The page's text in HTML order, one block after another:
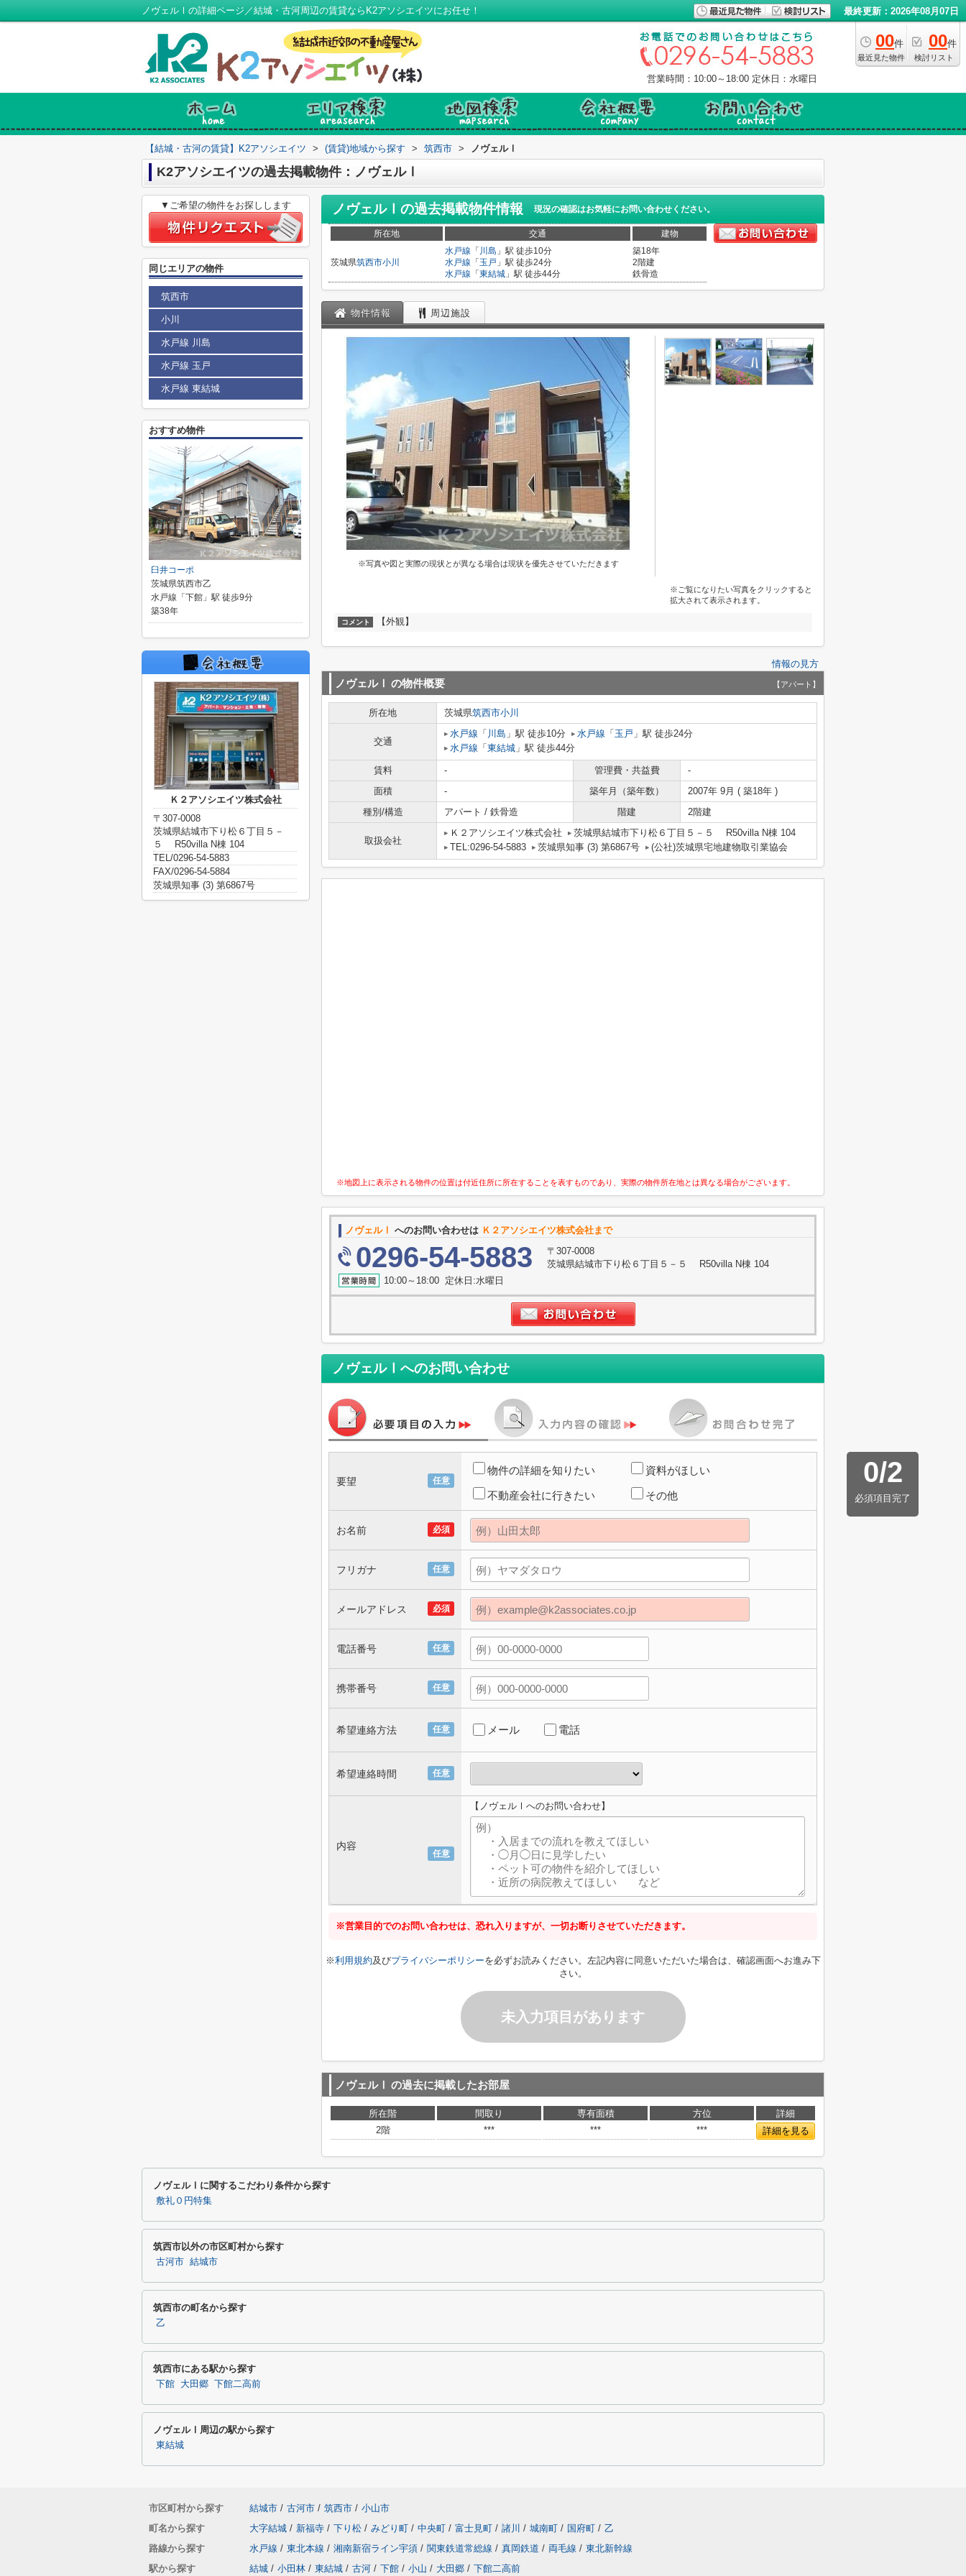
ノヴェルⅠの詳細ページ／結城・古河周辺の賃貸ならK2アソシエイツにお任せ！ 最終更新：2026年08月07日
00件
最近見た物件
00件
検討リスト
営業時間：10:00～18:00 定休日：水曜日
【結城・古河の賃貸】K2アソシエイツ > (賃貸)地域から探す > 筑西市 > ノヴェルⅠ
K2アソシエイツの過去掲載物件：ノヴェルⅠ
ノヴェルⅠ の過去掲載物件情報 現況の確認はお気軽にお問い合わせください。
所在地 交通 建物
茨城県筑西市小川
水戸線 「 川島 」駅 徒歩10分
水戸線 「 玉戸 」駅 徒歩24分
水戸線 「 東結城 」駅 徒歩44分
築18年
2階建
鉄骨造
物件情報 周辺施設
※写真や図と実際の現状とが異なる場合は現状を優先させていただきます
※ご覧になりたい写真をクリックすると
拡大されて表示されます。
コメント 【外観】
情報の見方
ノヴェルⅠ の物件概要 【アパート】
所在地 茨城県筑西市小川
交通
水戸線 「 川島 」駅 徒歩10分 水戸線 「 玉戸 」駅 徒歩24分
水戸線 「 東結城 」駅 徒歩44分
賃料 - 管理費・共益費
-
面積
- 築年月（築年数）
2007年 9月 ( 築18年 )
種別/構造
アパート / 鉄骨造 階建 2階建
取扱会社
Ｋ２アソシエイツ株式会社
茨城県結城市下り松６丁目５－５ R50villa N棟 104
TEL:0296-54-5883
茨城県知事 (3) 第6867号 (公社)茨城県宅地建物取引業協会
※地図上に表示される物件の位置は付近住所に所在することを表すものであり、実際の物件所在地とは異なる場合がございます。
ノヴェルⅠ へのお問い合わせは Ｋ２アソシエイツ株式会社まで
0296-54-5883
〒307-0008
茨城県結城市下り松６丁目５－５ R50villa N棟 104
10:00～18:00 定休日:水曜日
ノヴェルⅠ へのお問い合わせ
0/2
必須項目完了
任意
要望
物件の詳細を知りたい 資料がほしい
不動産会社に行きたい その他
必須
お名前
任意
フリガナ
必須
メールアドレス
任意
電話番号
任意
携帯番号
任意
希望連絡方法 メール 電話
任意
希望連絡時間
任意
内容
【ノヴェルⅠへのお問い合わせ】
※営業目的でのお問い合わせは、恐れ入りますが、一切お断りさせていただきます。
※利用規約及びプライバシーポリシーを必ずお読みください。左記内容に同意いただいた場合は、確認画面へお進み下
さい。
未入力項目があります
ノヴェルⅠ の過去に掲載したお部屋
所在階 間取り 専有面積 方位
詳細
2階
*** *** *** 詳細を見る
▼ご希望の物件をお探しします
同じエリアの物件
筑西市
小川
水戸線 川島
水戸線 玉戸
水戸線 東結城
おすすめ物件
臼井コーポ
茨城県筑西市乙
水戸線「下館」駅 徒歩9分
築38年
Ｋ２アソシエイツ株式会社
〒307-0008
茨城県結城市下り松６丁目５－
５ R50villa N棟 104
TEL/0296-54-5883
FAX/0296-54-5884
茨城県知事 (3) 第6867号
ノヴェルⅠに関するこだわり条件から探す
敷礼０円特集
筑西市以外の市区町村から探す
古河市 結城市
筑西市の町名から探す
乙
筑西市にある駅から探す
下館 大田郷 下館二高前
ノヴェルⅠ周辺の駅から探す
東結城
市区町村から探す 結城市 / 古河市 / 筑西市 / 小山市
町名から探す
大字結城 / 新福寺 / 下り松 / みどり町 / 中央町 / 富士見町 / 諸川 / 城南町 / 国府町 / 乙
路線から探す
水戸線 / 東北本線 / 湘南新宿ライン宇須 / 関東鉄道常総線 / 真岡鉄道 / 両毛線 / 東北新幹線
駅から探す
結城 / 小田林 / 東結城 / 古河 / 下館 / 小山 / 大田郷 / 下館二高前